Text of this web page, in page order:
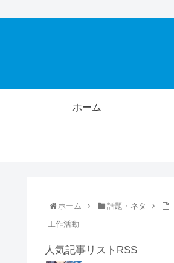
ホーム
ホーム 話題・ネタ
工作活動
人気記事リストRSS